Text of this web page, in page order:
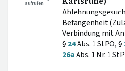
aufrufen
Befangenheit
Verbindung mit
§ 24Abs. 1 StPO; §
26aAbs. 1 Nr. 1